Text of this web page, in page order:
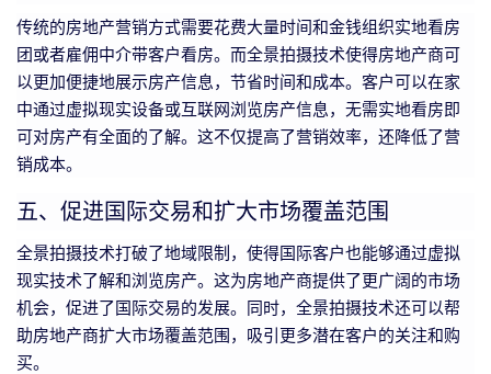
传统的房地产营销方式需要花费大量时间和金钱组织实地看房
团或者雇佣中介带客户看房。而全景拍摄技术使得房地产商可
以更加便捷地展示房产信息，节省时间和成本。客户可以在家
中通过虚拟现实设备或互联网浏览房产信息，无需实地看房即
可对房产有全面的了解。这不仅提高了营销效率，还降低了营
销成本。
五、促进国际交易和扩大市场覆盖范围
全景拍摄技术打破了地域限制，使得国际客户也能够通过虚拟
现实技术了解和浏览房产。这为房地产商提供了更广阔的市场
机会，促进了国际交易的发展。同时，全景拍摄技术还可以帮
助房地产商扩大市场覆盖范围，吸引更多潜在客户的关注和购
买。